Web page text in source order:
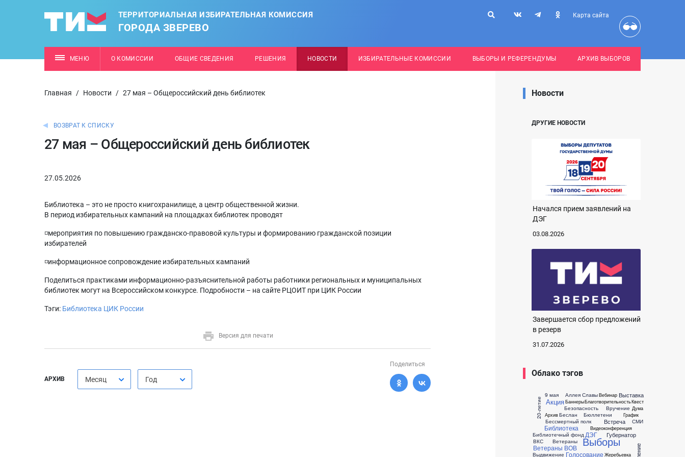
ТЕРРИТОРИАЛЬНАЯ ИЗБИРАТЕЛЬНАЯ КОМИССИЯ
ГОРОДА ЗВЕРЕВО
Карта сайта
МЕНЮ О КОМИССИИ ОБЩИЕ СВЕДЕНИЯ РЕШЕНИЯ НОВОСТИ ИЗБИРАТЕЛЬНЫЕ КОМИССИИ ВЫБОРЫ И РЕФЕРЕНДУМЫ АРХИВ ВЫБОРОВ
Главная / Новости / 27 мая – Общероссийский день библиотек
ВОЗВРАТ К СПИСКУ
27 мая – Общероссийский день библиотек
27.05.2026
Библиотека – это не просто книгохранилище, а центр общественной жизни.
В период избирательных кампаний на площадках библиотек проводят
◽️мероприятия по повышению гражданско-правовой культуры и формированию гражданской позиции
избирателей
◽️информационное сопровождение избирательных кампаний
Поделиться практиками информационно-разъяснительной работы работники региональных и муниципальных
библиотек могут на Всероссийском конкурсе. Подробности – на сайте РЦОИТ при ЦИК России
Тэги: Библиотека ЦИК России
Версия для печати
АРХИВ Месяц Год
Поделиться
Новости
ДРУГИЕ НОВОСТИ
Начался прием заявлений на
ДЭГ
03.08.2026
Завершается сбор предложений
в резерв
31.07.2026
Облако тэгов
20-летие
9 мая
Акция
Аллея Славы
Архив
Баннеры
Безопасность
Беслан
Бессмертный полк
Библиотека
Библиотечный фонд
Благотворительность
Бюллетени
ВКС
Вебинар
Ветераны
Ветераны ВОВ
Видеоконференция
Вручение
Встреча
Выборы
Выдвижение
Выставка
Голосование
График
Губернатор
ДЭГ
Дума
Жеребьевка
Квест
СМИ